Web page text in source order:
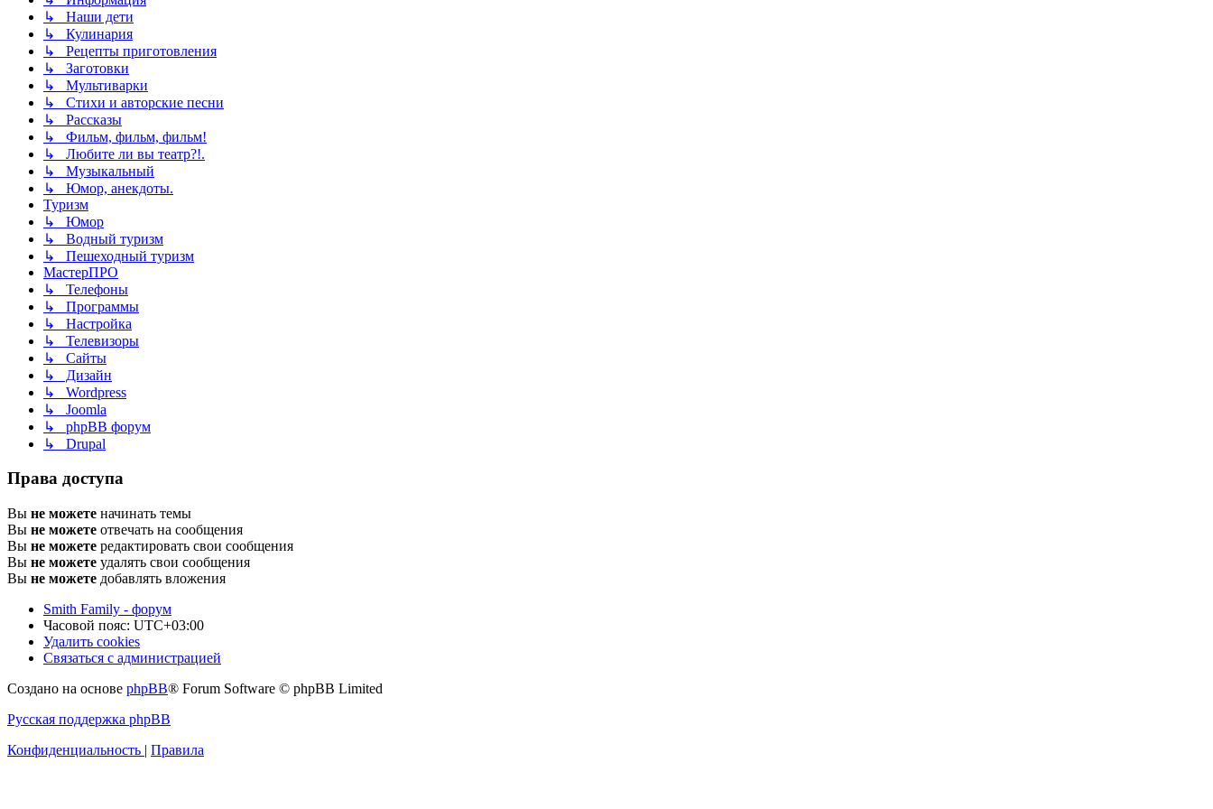
↳ Наши дети
↳ Кулинария
↳ Рецепты приготовления
↳ Заготовки
↳ Мультиварки
↳ Стихи и авторские песни
↳ Рассказы
↳ Фильм, фильм, фильм!
↳ Любите ли вы театр?!.
↳ Музыкальный
↳ Юмор, анекдоты.
Туризм
↳ Юмор
↳ Водный туризм
↳ Пешеходный туризм
МастерПРО
↳ Телефоны
↳ Программы
↳ Настройка
↳ Телевизоры
↳ Сайты
↳ Дизайн
↳ Wordpress
↳ Joomla
↳ phpBB форум
↳ Drupal
Права доступа
Вы не можете начинать темы
Вы не можете отвечать на сообщения
Вы не можете редактировать свои сообщения
Вы не можете удалять свои сообщения
Вы не можете добавлять вложения
Smith Family - форум
Часовой пояс: UTC+03:00
Удалить cookies
Связаться с администрацией
Создано на основе phpBB® Forum Software © phpBB Limited
Русская поддержка phpBB
Конфиденциальность | Правила